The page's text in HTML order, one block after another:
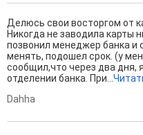
Делюсь свои восторгом от
Никогда не заводила карты
позвонил менеджер банка и
менять, подошел срок. (у
сообщил,что через два дня,
отделении банка. При...
Dahha